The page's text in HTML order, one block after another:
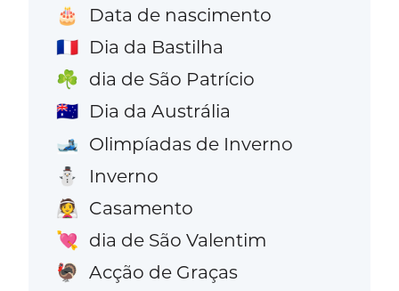
🎂 Data de nascimento
🇫🇷 Dia da Bastilha
☘️ dia de São Patrício
🇦🇺 Dia da Austrália
🎿 Olimpíadas de Inverno
⛄ Inverno
👰 Casamento
💘 dia de São Valentim
🦃 Acção de Graças